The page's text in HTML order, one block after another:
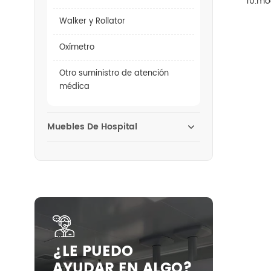
Walker y Rollator
Oxímetro
Otro suministro de atención
médica
Muebles De Hospital
¿LE PUEDO